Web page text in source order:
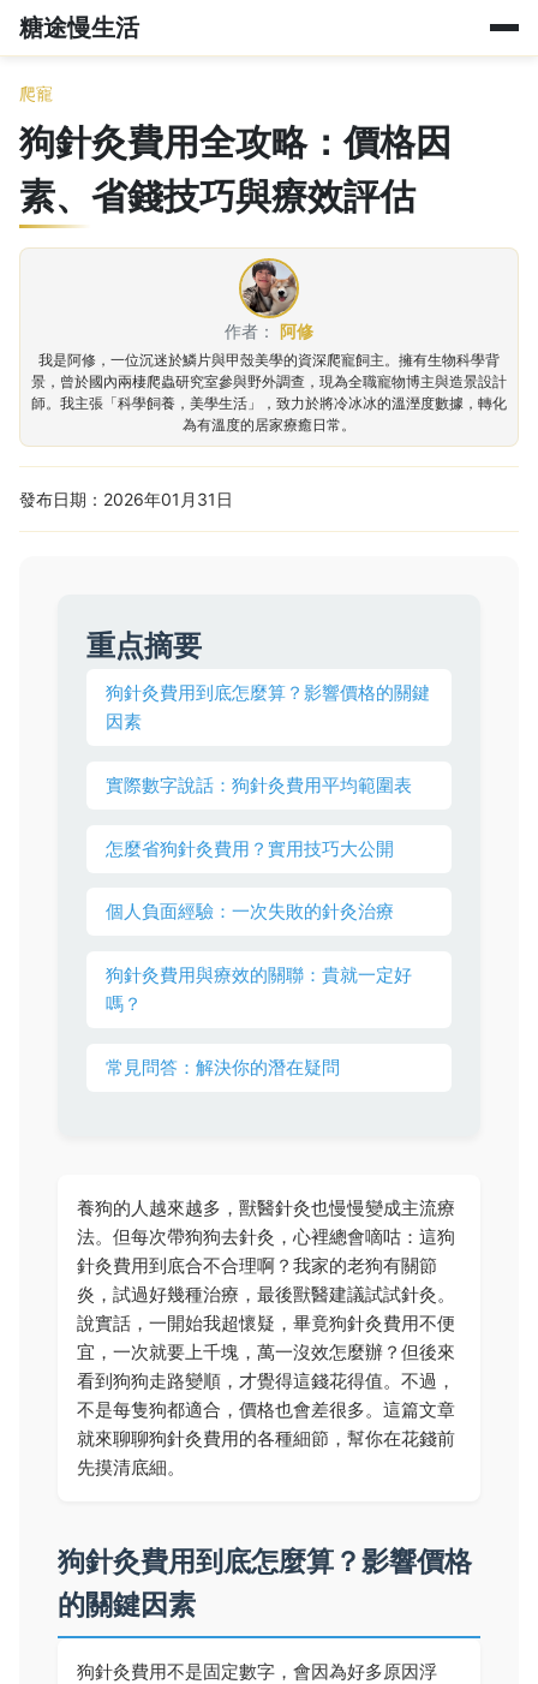
糖途慢生活
爬寵
狗針灸費用全攻略：價格因
素、省錢技巧與療效評估
作者： 阿修
我是阿修，一位沉迷於鱗片與甲殼美學的資深爬寵飼主。擁有生物科學背
景，曾於國內兩棲爬蟲研究室參與野外調查，現為全職寵物博主與造景設計
師。我主張「科學飼養，美學生活」，致力於將冷冰冰的溫溼度數據，轉化
為有溫度的居家療癒日常。
發布日期：2026年01月31日
重点摘要
狗針灸費用到底怎麼算？影響價格的關鍵
因素
實際數字說話：狗針灸費用平均範圍表
怎麼省狗針灸費用？實用技巧大公開
個人負面經驗：一次失敗的針灸治療
狗針灸費用與療效的關聯：貴就一定好
嗎？
常見問答：解決你的潛在疑問
養狗的人越來越多，獸醫針灸也慢慢變成主流療
法。但每次帶狗狗去針灸，心裡總會嘀咕：這狗
針灸費用到底合不合理啊？我家的老狗有關節
炎，試過好幾種治療，最後獸醫建議試試針灸。
說實話，一開始我超懷疑，畢竟狗針灸費用不便
宜，一次就要上千塊，萬一沒效怎麼辦？但後來
看到狗狗走路變順，才覺得這錢花得值。不過，
不是每隻狗都適合，價格也會差很多。這篇文章
就來聊聊狗針灸費用的各種細節，幫你在花錢前
先摸清底細。
狗針灸費用到底怎麼算？影響價格
的關鍵因素
狗針灸費用不是固定數字，會因為好多原因浮